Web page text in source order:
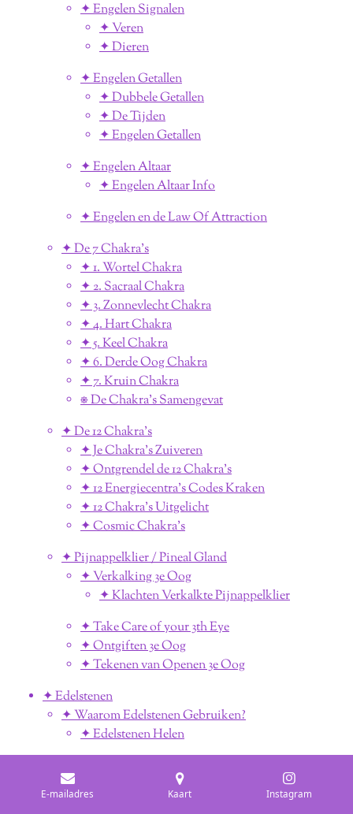
✦ Engelen Signalen
✦ Veren
✦ Dieren
✦ Engelen Getallen
✦ Dubbele Getallen
✦ De Tijden
✦ Engelen Getallen
✦ Engelen Altaar
✦ Engelen Altaar Info
✦ Engelen en de Law Of Attraction
✦ De 7 Chakra's
✦ 1. Wortel Chakra
✦ 2. Sacraal Chakra
✦ 3. Zonnevlecht Chakra
✦ 4. Hart Chakra
✦ 5. Keel Chakra
✦ 6. Derde Oog Chakra
✦ 7. Kruin Chakra
⎈ De Chakra's Samengevat
✦ De 12 Chakra's
✦ Je Chakra's Zuiveren
✦ Ontgrendel de 12 Chakra's
✦ 12 Energiecentra's Codes Kraken
✦ 12 Chakra's Uitgelicht
✦ Cosmic Chakra's
✦ Pijnappelklier / Pineal Gland
✦ Verkalking 3e Oog
✦ Klachten Verkalkte Pijnappelklier
✦ Take Care of your 3th Eye
✦ Ontgiften 3e Oog
✦ Tekenen van Openen 3e Oog
✦ Edelstenen
✦ Waarom Edelstenen Gebruiken?
✦ Edelstenen Helen
✦ De 12 Beste Starters Kristallen
E-mailadres Kaart Instagram